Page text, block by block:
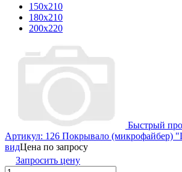
150х210
180х210
200х220
Быстрый
Артикул: 126 Покрывало (микрофайбер)
видЦена по запросу
Запросить цену